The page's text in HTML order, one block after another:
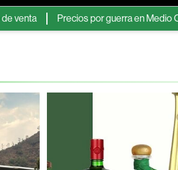
Precios por guerra en Medio Oriente